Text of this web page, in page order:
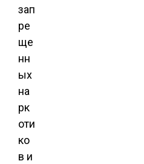
зап
ре
ще
нн
ых
на
рк
оти
ко
в и